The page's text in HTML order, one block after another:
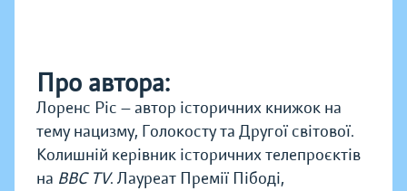
Про автора:
Лоренс Ріс — автор історичних книжок на
тему нацизму, Голокосту та Другої світової.
Колишній керівник історичних телепроєктів
на BBC TV. Лауреат Премії Пібоді,